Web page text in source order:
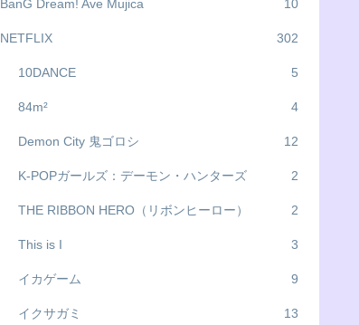
BanG Dream! Ave Mujica 10
NETFLIX 302
10DANCE 5
84m² 4
Demon City 鬼ゴロシ 12
K-POPガールズ：デーモン・ハンターズ 2
THE RIBBON HERO（リボンヒーロー） 2
This is I 3
イカゲーム 9
イクサガミ 13